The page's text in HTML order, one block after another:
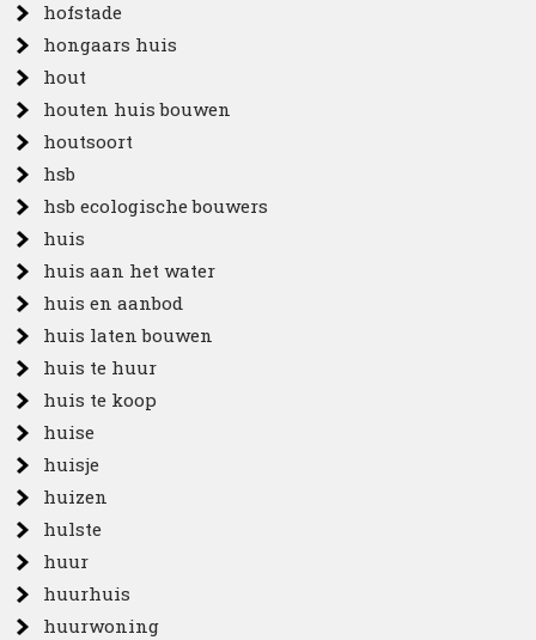
hofstade
hongaars huis
hout
houten huis bouwen
houtsoort
hsb
hsb ecologische bouwers
huis
huis aan het water
huis en aanbod
huis laten bouwen
huis te huur
huis te koop
huise
huisje
huizen
hulste
huur
huurhuis
huurwoning